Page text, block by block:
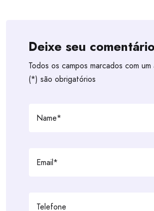
Deixe seu comentário
Todos os campos marcados com
(*) são obrigatórios